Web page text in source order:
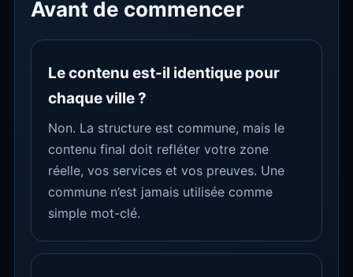
Avant de commencer
Le contenu est-il identique pour
chaque ville ?
Non. La structure est commune, mais le
contenu final doit refléter votre zone
réelle, vos services et vos preuves. Une
commune n’est jamais utilisée comme
simple mot-clé.